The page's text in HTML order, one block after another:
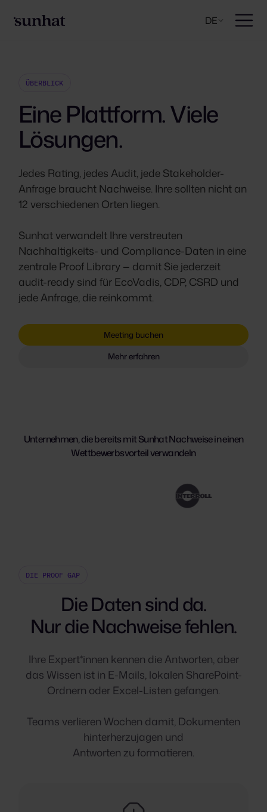
DE
ÜBERBLICK
Eine Plattform. Viele
Lösungen.
Jedes Rating, jedes Audit, jede Stakeholder-
Anfrage braucht Nachweise. Ihre sollten nicht an
12 verschiedenen Orten liegen.
Sunhat verwandelt Ihre verstreuten
Nachhaltigkeits- und Compliance-Daten in eine
zentrale Proof Library — damit Sie jederzeit
audit-ready sind für EcoVadis, CDP, CSRD und
jede Anfrage, die reinkommt.
Meeting buchen
Mehr erfahren
Unternehmen, die bereits mit Sunhat Nachweise in einen
Wettbewerbsvorteil verwandeln
DIE PROOF GAP
Die Daten sind da.
Nur die Nachweise fehlen.
Ihre Expert*innen kennen die Antworten, aber
das Wissen ist in E-Mails, lokalen SharePoint-
Ordnern oder Excel-Listen gefangen.
Teams verlieren Wochen damit, Dokumenten
hinterherzujagen und
Antworten zu formatieren.